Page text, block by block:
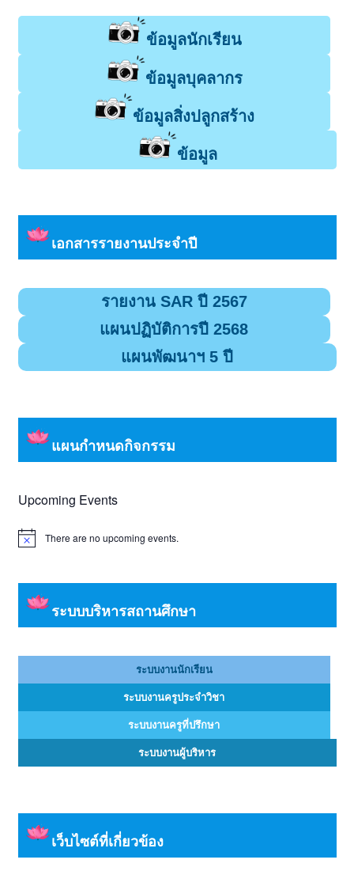
ข้อมูลนักเรียน
ข้อมูลบุคลากร
ข้อมูลสิ่งปลูกสร้าง
ข้อมูล
เอกสารรายงานประจำปี
รายงาน SAR ปี 2567
แผนปฏิบัติการปี 2568
แผนพัฒนาฯ 5 ปี
แผนกำหนดกิจกรรม
Upcoming Events
Notice There are no upcoming events.
ระบบบริหารสถานศึกษา
ระบบงานนักเรียน
ระบบงานครูประจำวิชา
ระบบงานครูที่ปรึกษา
ระบบงานผู้บริหาร
เว็บไซต์ที่เกี่ยวข้อง